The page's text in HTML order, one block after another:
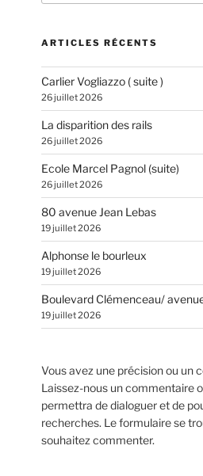
:
ARTICLES RÉCENTS
Carlier Vogliazzo ( suite )
26 juillet 2026
La disparition des rails
26 juillet 2026
Ecole Marcel Pagnol (suite)
26 juillet 2026
80 avenue Jean Lebas
19 juillet 2026
Alphonse le bourleux
19 juillet 2026
Boulevard Clémenceau/
19 juillet 2026
Vous avez une précision ou un
Laissez-nous un commentaire
permettra de dialoguer et de
recherches. Le formulaire se
souhaitez commenter.